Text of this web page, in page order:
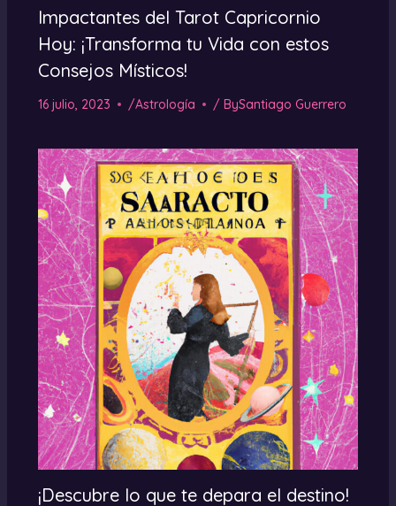
Impactantes del Tarot Capricornio
Hoy: ¡Transforma tu Vida con estos
Consejos Místicos!
16 julio, 2023 /Astrología / BySantiago Guerrero
¡Descubre lo que te depara el destino!